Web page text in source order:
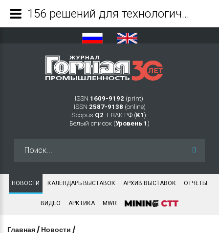
ISSN 1609-9192 (print)
ISSN 2587-9138 (online)
Scopus Q2 Ι ВАК РФ (K1 )
Белый список (Уровень 1 )
НОВОСТИ КАЛЕНДАРЬ ВЫСТАВОК АРХИВ ВЫСТАВОК ОТЧЕТЫ
ВИДЕО АРКТИКА MWR
Главная / Новости /
156 решений для технологического лидерства России представили на финале XI чемпионата «CASE-IN» - Журнал Горная промышленность